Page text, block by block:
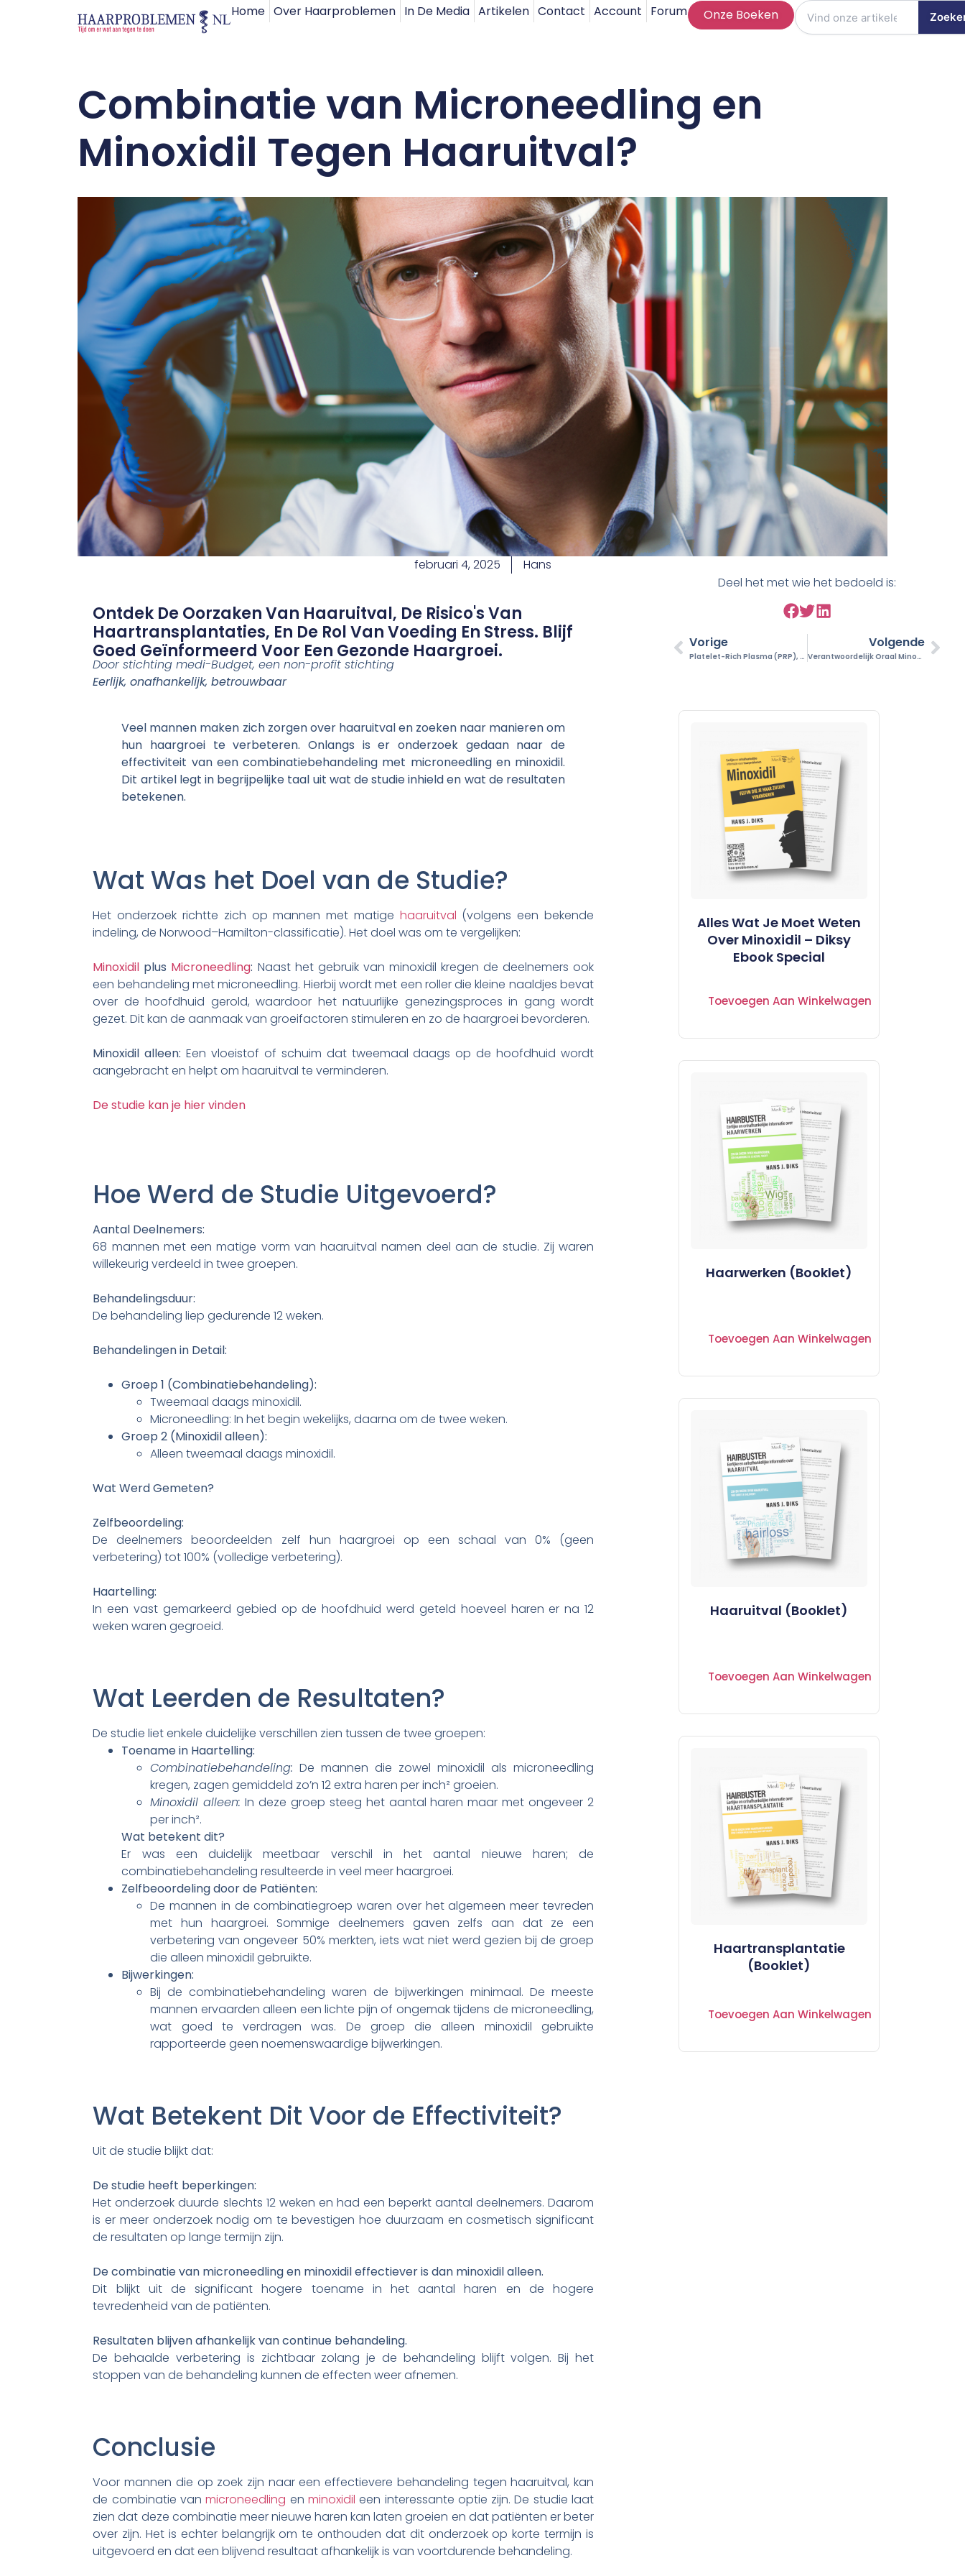
Home Over Haarproblemen In De Media Artikelen Contact Account Forum Onze Boeken
Combinatie van Microneedling en
Minoxidil Tegen Haaruitval?
februari 4, 2025 Hans
Ontdek De Oorzaken Van Haaruitval, De Risico's Van
Haartransplantaties, En De Rol Van Voeding En Stress. Blijf
Goed Geïnformeerd Voor Een Gezonde Haargroei.
Door stichting medi-Budget, een non-profit stichting
Eerlijk, onafhankelijk, betrouwbaar
Veel mannen maken zich zorgen over haaruitval en zoeken naar manieren om
hun haargroei te verbeteren. Onlangs is er onderzoek gedaan naar de
effectiviteit van een combinatiebehandeling met microneedling en minoxidil.
Dit artikel legt in begrijpelijke taal uit wat de studie inhield en wat de resultaten
betekenen.
Wat Was het Doel van de Studie?
Het onderzoek richtte zich op mannen met matige haaruitval (volgens een bekende
indeling, de Norwood–Hamilton-classificatie). Het doel was om te vergelijken:
Minoxidil plus Microneedling: Naast het gebruik van minoxidil kregen de deelnemers ook
een behandeling met microneedling. Hierbij wordt met een roller die kleine naaldjes bevat
over de hoofdhuid gerold, waardoor het natuurlijke genezingsproces in gang wordt
gezet. Dit kan de aanmaak van groeifactoren stimuleren en zo de haargroei bevorderen.
Minoxidil alleen: Een vloeistof of schuim dat tweemaal daags op de hoofdhuid wordt
aangebracht en helpt om haaruitval te verminderen.
De studie kan je hier vinden
Hoe Werd de Studie Uitgevoerd?
Aantal Deelnemers:
68 mannen met een matige vorm van haaruitval namen deel aan de studie. Zij waren
willekeurig verdeeld in twee groepen.
Behandelingsduur:
De behandeling liep gedurende 12 weken.
Behandelingen in Detail:
Groep 1 (Combinatiebehandeling):
Tweemaal daags minoxidil.
Microneedling: In het begin wekelijks, daarna om de twee weken.
Groep 2 (Minoxidil alleen):
Alleen tweemaal daags minoxidil.
Wat Werd Gemeten?
Zelfbeoordeling:
De deelnemers beoordeelden zelf hun haargroei op een schaal van 0% (geen
verbetering) tot 100% (volledige verbetering).
Haartelling:
In een vast gemarkeerd gebied op de hoofdhuid werd geteld hoeveel haren er na 12
weken waren gegroeid.
Wat Leerden de Resultaten?
De studie liet enkele duidelijke verschillen zien tussen de twee groepen:
Toename in Haartelling:
Combinatiebehandeling: De mannen die zowel minoxidil als microneedling
kregen, zagen gemiddeld zo’n 12 extra haren per inch² groeien.
Minoxidil alleen: In deze groep steeg het aantal haren maar met ongeveer 2
per inch².
Wat betekent dit?
Er was een duidelijk meetbaar verschil in het aantal nieuwe haren; de
combinatiebehandeling resulteerde in veel meer haargroei.
Zelfbeoordeling door de Patiënten:
De mannen in de combinatiegroep waren over het algemeen meer tevreden
met hun haargroei. Sommige deelnemers gaven zelfs aan dat ze een
verbetering van ongeveer 50% merkten, iets wat niet werd gezien bij de groep
die alleen minoxidil gebruikte.
Bijwerkingen:
Bij de combinatiebehandeling waren de bijwerkingen minimaal. De meeste
mannen ervaarden alleen een lichte pijn of ongemak tijdens de microneedling,
wat goed te verdragen was. De groep die alleen minoxidil gebruikte
rapporteerde geen noemenswaardige bijwerkingen.
Wat Betekent Dit Voor de Effectiviteit?
Uit de studie blijkt dat:
De studie heeft beperkingen:
Het onderzoek duurde slechts 12 weken en had een beperkt aantal deelnemers. Daarom
is er meer onderzoek nodig om te bevestigen hoe duurzaam en cosmetisch significant
de resultaten op lange termijn zijn.
De combinatie van microneedling en minoxidil effectiever is dan minoxidil alleen.
Dit blijkt uit de significant hogere toename in het aantal haren en de hogere
tevredenheid van de patiënten.
Resultaten blijven afhankelijk van continue behandeling.
De behaalde verbetering is zichtbaar zolang je de behandeling blijft volgen. Bij het
stoppen van de behandeling kunnen de effecten weer afnemen.
Conclusie
Voor mannen die op zoek zijn naar een effectievere behandeling tegen haaruitval, kan
de combinatie vanmicroneedling en minoxidileen interessante optie zijn. De studie laat
zien dat deze combinatie meer nieuwe haren kan laten groeien en dat patiënten er beter
over zijn. Het is echter belangrijk om te onthouden dat dit onderzoek op korte termijn is
uitgevoerd en dat een blijvend resultaat afhankelijk is van voortdurende behandeling.
Deel het met wie het bedoeld is:
Vorige
Platelet-Rich Plasma (PRP), Hype Of Een Wonder Behandeling?
Volgende
Verantwoordelijk Oraal Minoxidil, Werking En Veiligheid
Alles Wat Je Moet Weten
Over Minoxidil – Diksy
Ebook Special
Toevoegen Aan Winkelwagen
Haarwerken (Booklet)
Toevoegen Aan Winkelwagen
Haaruitval (Booklet)
Toevoegen Aan Winkelwagen
Haartransplantatie
(Booklet)
Toevoegen Aan Winkelwagen